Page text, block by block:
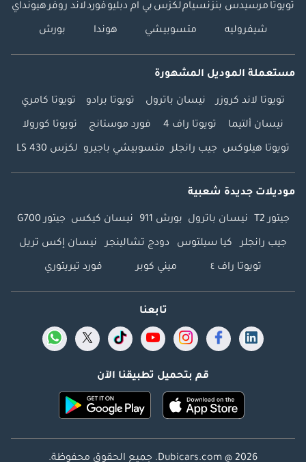
تويوتا مرسيدس بنزنسياملكزس بي ام دبليوفوردلاند روفرهيونداي
شيفروليه متسوبيشي هوندا بورش
مستعملة الموديل المشهورة
تويوتا لاند كروزر نيسان باترول تويوتا برادو تويوتا كامري
نيسان ألتيما تويوتا راف 4 فورد موستانج تويوتا كورولا
تويوتا هيلوكس جيب رانجلر متسوبيشي باجيرو لكزس LS 430
موديلات جديدة شعبية
جيتور T2 نيسان باترول بورش 911 نيسان كيكس جيتور G700
جيب رانجلر كيا سيلتوس دودج تشالينجر نيسان إكس تريل
تويوتا راف ٤ ميني كوبر فورد تيريتوري
تابعنا
قم بتحميل تطبيقنا الآن
Dubicars.com @ 2026. جميع الحقوق محفوظة.